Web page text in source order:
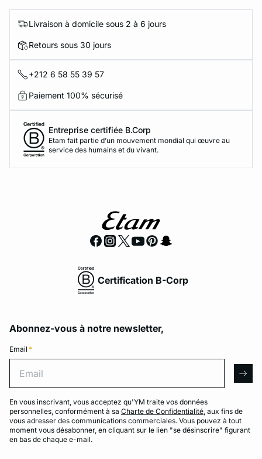
Livraison à domicile sous 2 à 6 jours
Retours sous 30 jours
+212 6 58 55 39 57
Paiement 100% sécurisé
Entreprise certifiée B.Corp
Etam fait partie d’un mouvement mondial qui œuvre au
service des humains et du vivant.
Certification B-Corp
Abonnez-vous à notre newsletter,
Email *
En vous inscrivant, vous acceptez qu'YM traite vos données
personnelles, conformément à sa Charte de Confidentialité, aux fins de
vous adresser des communications commerciales. Vous pouvez à tout
moment vous désabonner, en cliquant sur le lien "se désinscrire" figurant
en bas de chaque e-mail.